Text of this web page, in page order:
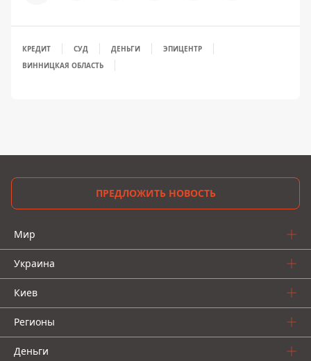
КРЕДИТ СУД ДЕНЬГИ
ЭПИЦЕНТР
ВИННИЦКАЯ ОБЛАСТЬ
ПРЕДЛОЖИТЬ НОВОСТЬ
Мир
Украина
Киев
Регионы
Деньги